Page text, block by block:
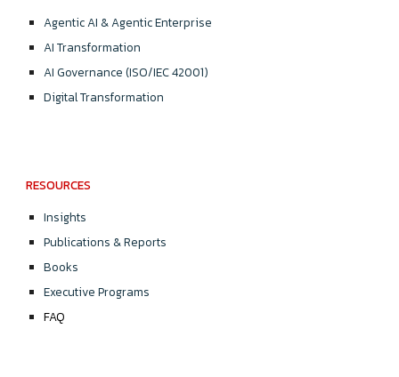
Agentic AI & Agentic Enterprise
AI Transformation
AI Governance (ISO/IEC 42001)
Digital Transformation
RESOURCES
Insights
Publications & Reports
Books
Executive Programs
FAQ